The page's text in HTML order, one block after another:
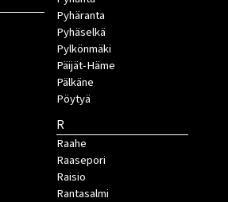
Pyhäranta
Pyhäselkä
Pylkönmäki
Päijät-Häme
Pälkäne
Pöytyä
R
Raahe
Raasepori
Raisio
Rantasalmi